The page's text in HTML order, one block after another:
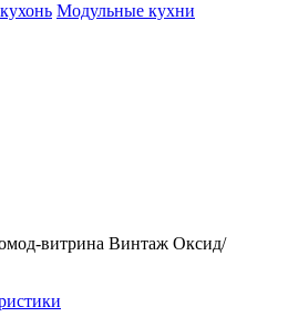
Модульные кухни
витрина Винтаж Оксид/